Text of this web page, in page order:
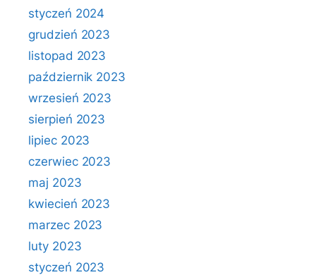
styczeń 2024
grudzień 2023
listopad 2023
październik 2023
wrzesień 2023
sierpień 2023
lipiec 2023
czerwiec 2023
maj 2023
kwiecień 2023
marzec 2023
luty 2023
styczeń 2023